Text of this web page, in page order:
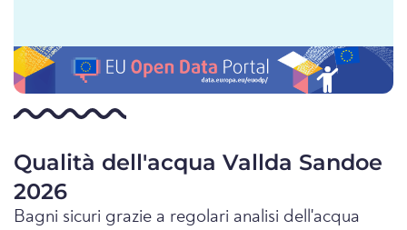
Qualità dell'acqua Vallda Sandoe
2026
Bagni sicuri grazie a regolari analisi dell'acqua